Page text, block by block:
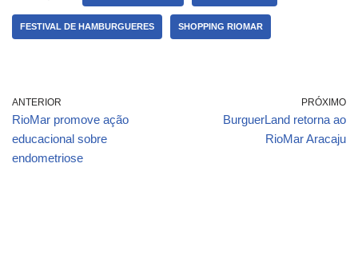
FESTIVAL DE HAMBURGUERES SHOPPING RIOMAR
ANTERIOR
RioMar promove ação
educacional sobre
endometriose
PRÓXIMO
BurguerLand retorna ao
RioMar Aracaju